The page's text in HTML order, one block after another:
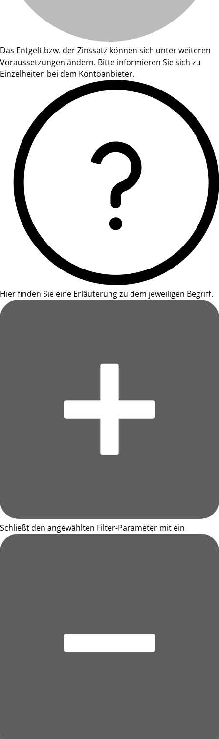
Das Entgelt bzw. der Zinssatz können sich unter weiteren
Voraussetzungen ändern. Bitte informieren Sie sich zu
Einzelheiten bei dem Kontoanbieter.
Hier finden Sie eine Erläuterung zu dem jeweiligen Begriff.
Schließt den angewählten Filter-Parameter mit ein